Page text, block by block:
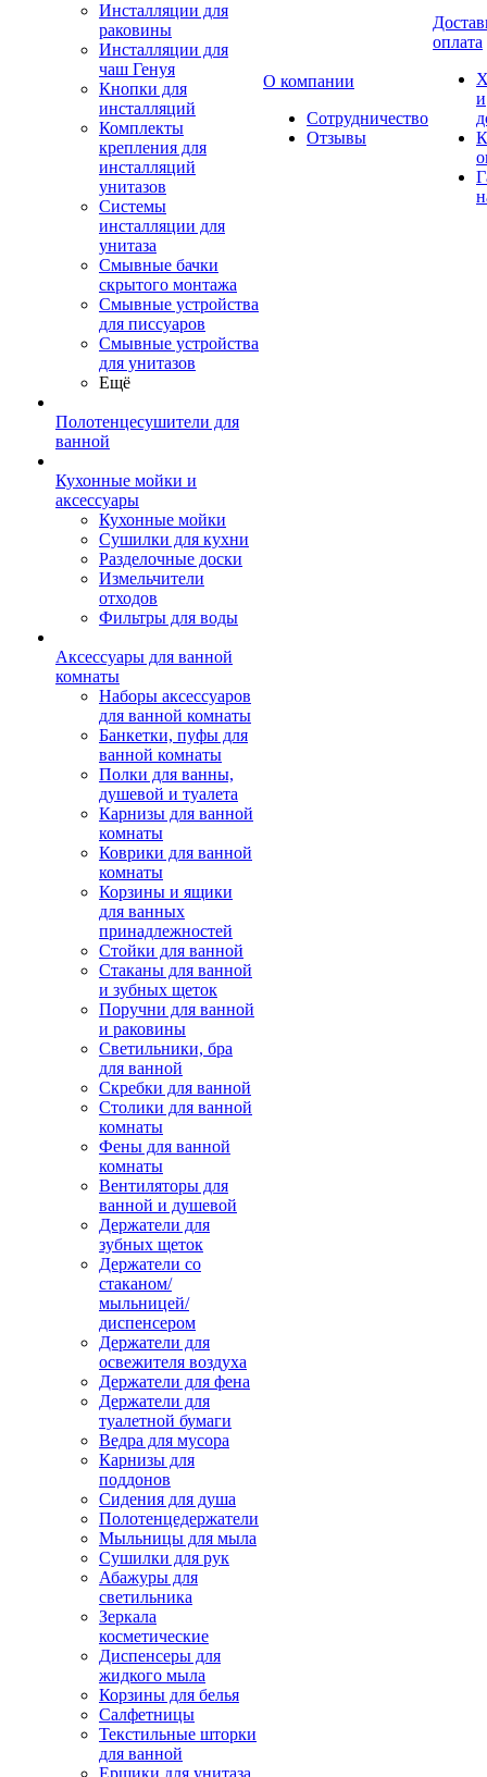
Инсталляции для
раковины
Инсталляции для
чаш Генуя
Кнопки для
инсталляций
Комплекты
крепления для
инсталляций
унитазов
Системы
инсталляции для
унитаза
Смывные бачки
скрытого монтажа
Смывные устройства
для писсуаров
Смывные устройства
для унитазов
Ещё
Полотенцесушители для
ванной
Кухонные мойки и
аксессуары
Кухонные мойки
Сушилки для кухни
Разделочные доски
Измельчители
отходов
Фильтры для воды
Аксессуары для ванной
комнаты
Наборы аксессуаров
для ванной комнаты
Банкетки, пуфы для
ванной комнаты
Полки для ванны,
душевой и туалета
Карнизы для ванной
комнаты
Коврики для ванной
комнаты
Корзины и ящики
для ванных
принадлежностей
Стойки для ванной
Стаканы для ванной
и зубных щеток
Поручни для ванной
и раковины
Светильники, бра
для ванной
Скребки для ванной
Столики для ванной
комнаты
Фены для ванной
комнаты
Вентиляторы для
ванной и душевой
Держатели для
зубных щеток
Держатели со
стаканом/
мыльницей/
диспенсером
Держатели для
освежителя воздуха
Держатели для фена
Держатели для
туалетной бумаги
Ведра для мусора
Карнизы для
поддонов
Сидения для душа
Полотенцедержатели
Мыльницы для мыла
Сушилки для рук
Абажуры для
светильника
Зеркала
косметические
Диспенсеры для
жидкого мыла
Корзины для белья
Салфетницы
Текстильные шторки
для ванной
Ершики для унитаза
О компании
Сотрудничество
Отзывы
оплата
и